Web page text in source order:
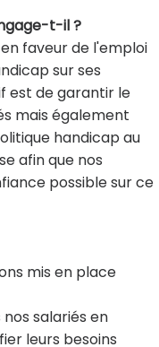
t-il ?
faveur de l'emploi
sur ses
est de garantir le
mais également
handicap au
afin que nos
possible sur ce
mis en place
salariés en
leurs besoins